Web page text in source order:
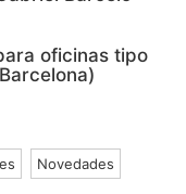
oficinas tipo
Novedades